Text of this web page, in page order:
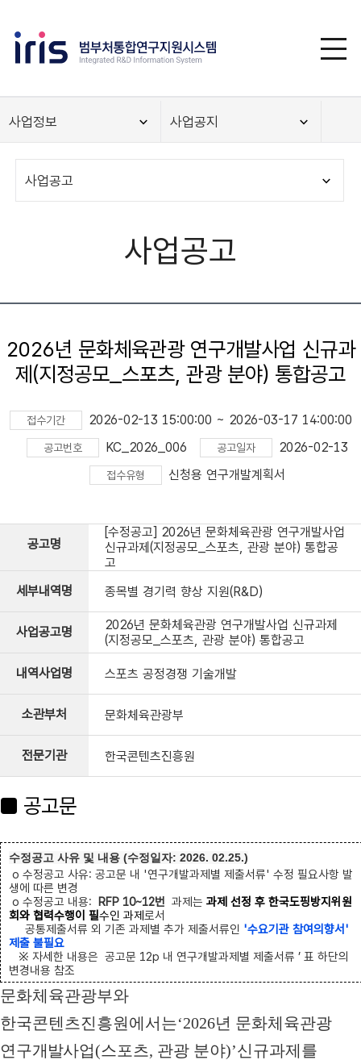
사업정보 사업공지
사업공고
사업공고
2026년 문화체육관광 연구개발사업 신규과
제(지정공모_스포츠, 관광 분야) 통합공고
접수기간 2026-02-13 15:00:00 ~ 2026-03-17 14:00:00
공고번호 KC_2026_006 공고일자 2026-02-13
접수유형 신청용 연구개발계획서
공고명
[수정공고] 2026년 문화체육관광 연구개발사업
신규과제(지정공모_스포츠, 관광 분야) 통합공
고
세부내역명
종목별 경기력 향상 지원(R&D)
사업공고명
2026년 문화체육관광 연구개발사업 신규과제
(지정공모_스포츠, 관광 분야) 통합공고
내역사업명 스포츠 공정경쟁 기술개발
소관부처 문화체육관광부
전문기관 한국콘텐츠진흥원
■ 공고문
수정공고 사유 및 내용 (수정일자: 2026. 02.25.)
o 수정공고 사유: 공고문 내 '연구개발과제별 제출서류' 수정 필요사항 발
생에 따른 변경
o 수정공고 내용: RFP 10~12번 과제는 과제 선정 후 한국도핑방지위원
회와 협력수행이 필수인 과제로서
공통제출서류 외 기존 과제별 추가 제출서류인 '수요기관 참여의향서'
제출 불필요
※ 자세한 내용은 공고문 12p 내 연구개발과제별 제출서류 ’ 표 하단의
변경내용 참조
문화체육관광부와
한국콘텐츠진흥원에서는‘2026년 문화체육관광
연구개발사업(스포츠, 관광 분야)’신규과제 를